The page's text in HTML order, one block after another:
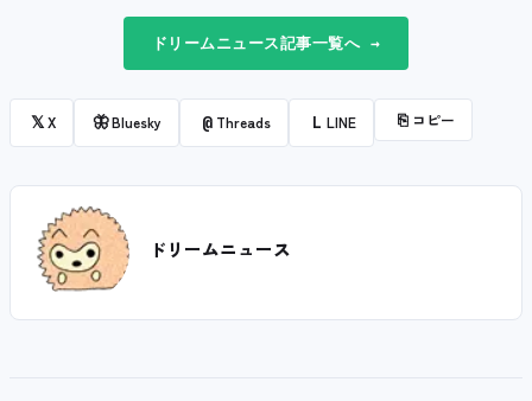
ドリームニュース記事一覧へ →
𝕏X 🦋Bluesky @ Threads L LINE ⎘ コピー
ドリームニュース